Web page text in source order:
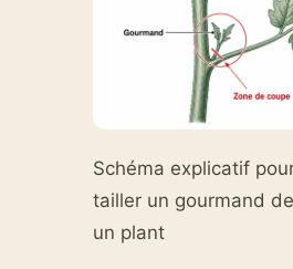
Schéma explicatif
tailler un gourmand
un plant